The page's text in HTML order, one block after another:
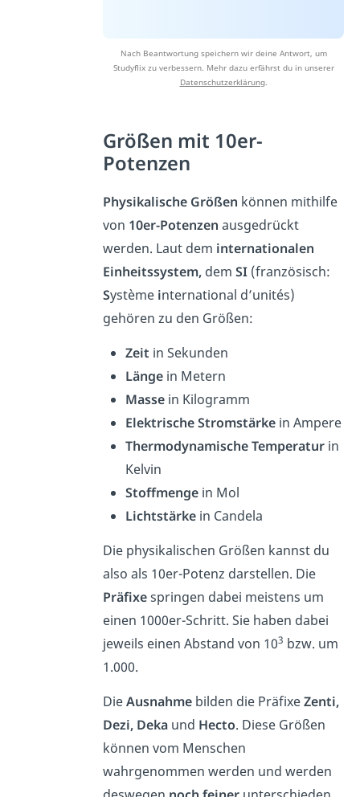
Nach Beantwortung speichern wir deine Antwort, um
Studyflix zu verbessern. Mehr dazu erfährst du in unserer
Datenschutzerklärung.
Größen mit 10er-
Potenzen
Physikalische Größen können mithilfe
von 10er-Potenzen ausgedrückt
werden. Laut dem internationalen
Einheitssystem, demSI (französisch:
Système international d’unités)
gehören zu den Größen:
Zeit in Sekunden
Länge in Metern
Masse in Kilogramm
Elektrische Stromstärke in Ampere
Thermodynamische Temperatur in
Kelvin
Stoffmenge in Mol
Lichtstärke in Candela
Die physikalischen Größen kannst du
also als 10er-Potenz darstellen. Die
Präfixespringen dabei meistens um
einen 1000er-Schritt. Sie haben dabei
jeweils einen Abstand von 103 bzw. um
1.000.
DieAusnahme bilden die PräfixeZenti,
Dezi, Deka und Hecto. Diese Größen
können vom Menschen
wahrgenommen werden und werden